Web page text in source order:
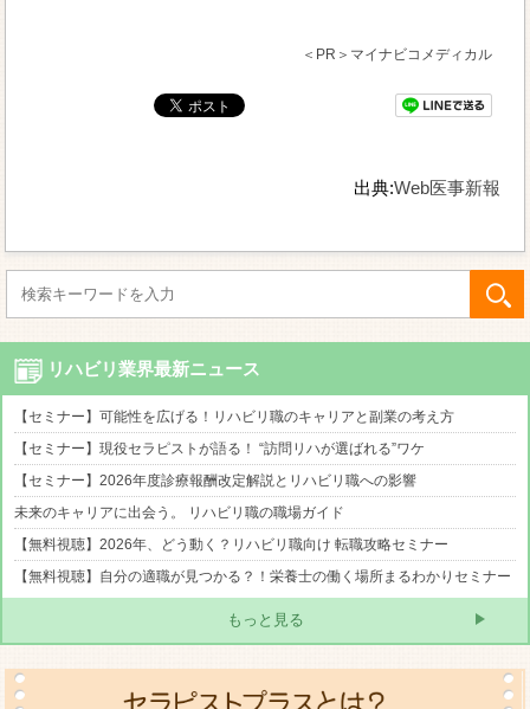
＜PR＞マイナビコメディカル
出典:Web医事新報
リハビリ業界最新ニュース
【セミナー】可能性を広げる！リハビリ職のキャリアと副業の考え方
【セミナー】現役セラピストが語る！ “訪問リハが選ばれる”ワケ
【セミナー】2026年度診療報酬改定解説とリハビリ職への影響
未来のキャリアに出会う。 リハビリ職の職場ガイド
【無料視聴】2026年、どう動く？リハビリ職向け 転職攻略セミナー
【無料視聴】自分の適職が見つかる？！栄養士の働く場所まるわかりセミナー
もっと見る